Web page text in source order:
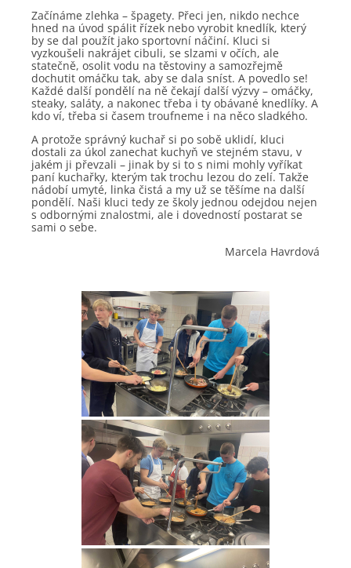
Začínáme zlehka – špagety. Přeci jen, nikdo nechce
hned na úvod spálit řízek nebo vyrobit knedlík, který
by se dal použít jako sportovní náčiní. Kluci si
vyzkoušeli nakrájet cibuli, se slzami v očích, ale
statečně, osolit vodu na těstoviny a samozřejmě
dochutit omáčku tak, aby se dala sníst. A povedlo se!
Každé další pondělí na ně čekají další výzvy – omáčky,
steaky, saláty, a nakonec třeba i ty obávané knedlíky. A
kdo ví, třeba si časem troufneme i na něco sladkého.
A protože správný kuchař si po sobě uklidí, kluci
dostali za úkol zanechat kuchyň ve stejném stavu, v
jakém ji převzali – jinak by si to s nimi mohly vyříkat
paní kuchařky, kterým tak trochu lezou do zelí. Takže
nádobí umyté, linka čistá a my už se těšíme na další
pondělí. Naši kluci tedy ze školy jednou odejdou nejen
s odbornými znalostmi, ale i dovedností postarat se
sami o sebe.
Marcela Havrdová